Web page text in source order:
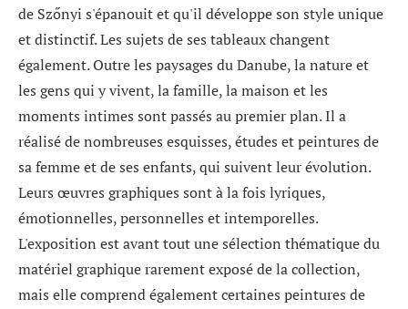
de Szőnyi s'épanouit et qu'il développe son style unique
et distinctif. Les sujets de ses tableaux changent
également. Outre les paysages du Danube, la nature et
les gens qui y vivent, la famille, la maison et les
moments intimes sont passés au premier plan. Il a
réalisé de nombreuses esquisses, études et peintures de
sa femme et de ses enfants, qui suivent leur évolution.
Leurs œuvres graphiques sont à la fois lyriques,
émotionnelles, personnelles et intemporelles.
L'exposition est avant tout une sélection thématique du
matériel graphique rarement exposé de la collection,
mais elle comprend également certaines peintures de